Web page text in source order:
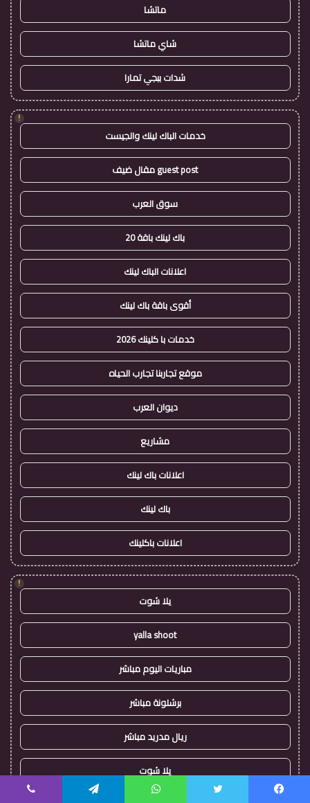
ماتشا
شاي ماتشا
شدات ببجي تمارا
!
خدمات الباك لينك والجيست
guest post مقال ضيف
سوق العرب
باك لينك باقة 20
اعلانات الباك لينك
أقوى باقة باك لينك
خدمات با كلينك 2026
موقع تجاربنا تجارب الحياه
ديوان العرب
مشاريع
اعلانات باك لينك
باك لينك
اعلانات باكلينك
!
يلا شوت
yalla shoot
مباريات اليوم مباشر
برشلونة مباشر
ريال مدريد مباشر
يلا شوت